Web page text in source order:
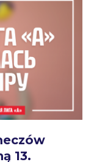
13.